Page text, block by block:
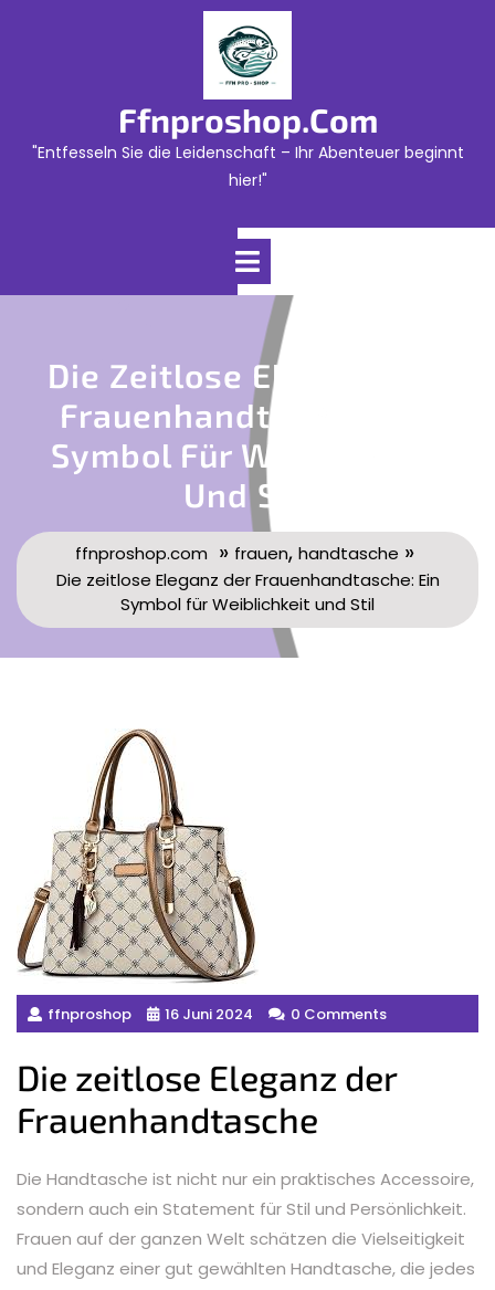
Ffnproshop.com
"Entfesseln Sie die Leidenschaft – Ihr Abenteuer beginnt
hier!"
Open
Die Zeitlose Eleganz Der
Frauenhandtasche: Ein
Symbol Für Weiblichkeit
Und Stil
ffnproshop.com » frauen, handtasche »
Die zeitlose Eleganz der Frauenhandtasche: Ein
Symbol für Weiblichkeit und Stil
ffnproshop 16 Juni 2024 0 Comments
Die zeitlose Eleganz der
Frauenhandtasche
Die Handtasche ist nicht nur ein praktisches Accessoire,
sondern auch ein Statement für Stil und Persönlichkeit.
Frauen auf der ganzen Welt schätzen die Vielseitigkeit
und Eleganz einer gut gewählten Handtasche, die jedes